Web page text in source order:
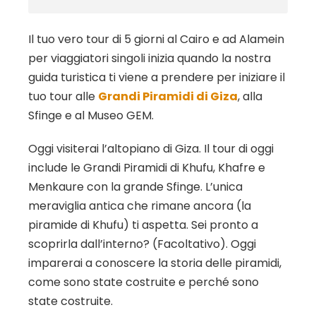
Il tuo vero tour di 5 giorni al Cairo e ad Alamein
per viaggiatori singoli inizia quando la nostra
guida turistica ti viene a prendere per iniziare il
tuo tour alle Grandi Piramidi di Giza, alla
Sfinge e al Museo GEM.
Oggi visiterai l’altopiano di Giza. Il tour di oggi
include le Grandi Piramidi di Khufu, Khafre e
Menkaure con la grande Sfinge. L’unica
meraviglia antica che rimane ancora (la
piramide di Khufu) ti aspetta. Sei pronto a
scoprirla dall’interno? (Facoltativo). Oggi
imparerai a conoscere la storia delle piramidi,
come sono state costruite e perché sono
state costruite.